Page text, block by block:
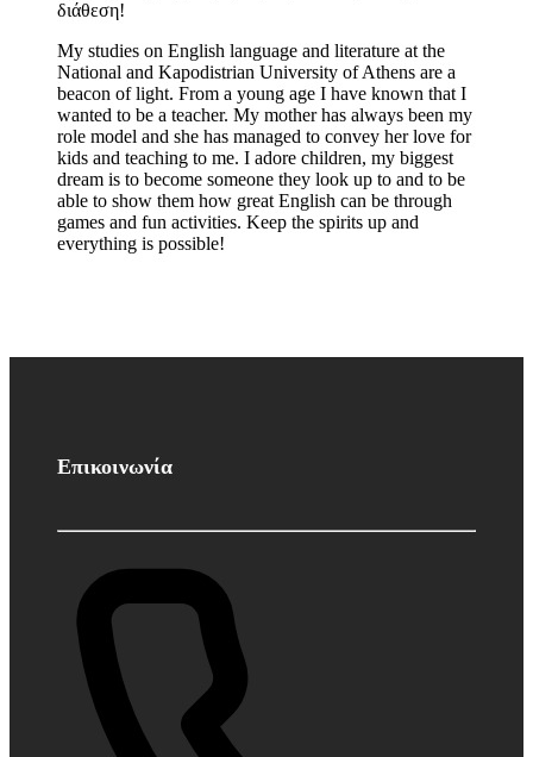
διάθεση!
My studies on English language and literature at the
National and Kapodistrian University of Athens are a
beacon of light. From a young age I have known that I
wanted to be a teacher. My mother has always been my
role model and she has managed to convey her love for
kids and teaching to me. I adore children, my biggest
dream is to become someone they look up to and to be
able to show them how great English can be through
games and fun activities. Keep the spirits up and
everything is possible!
Επικοινωνία